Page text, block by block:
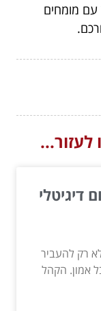
עם מומחים
דיגיטלי
רק להעביר
אמון. הקהל